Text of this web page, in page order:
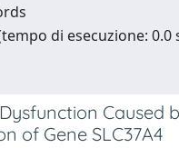
di esecuzione: 0.0
Caused
of Gene SLC37A4